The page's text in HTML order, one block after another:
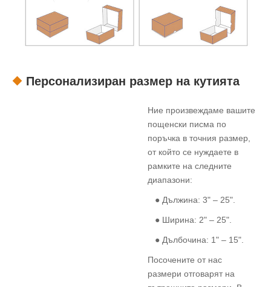
Персонализиран размер на кутията
Ние произвеждаме вашите
пощенски писма по
поръчка в точния размер,
от който се нуждаете в
рамките на следните
диапазони:
● Дължина: 3" – 25".
● Ширина: 2" – 25".
● Дълбочина: 1" – 15".
Посочените от нас
размери отговарят на